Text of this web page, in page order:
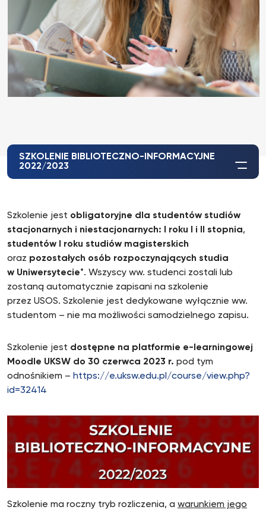
SZKOLENIE BIBLIOTECZNO-INFORMACYJNE
2022/2023
Szkolenie jest obligatoryjne dla studentów studiów
stacjonarnych i niestacjonarnych: I roku I i II stopnia,
studentów I roku studiów magisterskich
oraz pozostałych osób rozpoczynających studia
w Uniwersytecie*. Wszyscy ww. studenci zostali lub
zostaną automatycznie zapisani na szkolenie
przez USOS. Szkolenie jest dedykowane wyłącznie ww.
studentom – nie ma możliwości samodzielnego zapisu.
Szkolenie jest dostępne na platformie e-learningowej
Moodle UKSW do 30 czerwca 2023 r. pod tym
odnośnikiem – https://e.uksw.edu.pl/course/view.php?
id=32414
Szkolenie ma roczny tryb rozliczenia, a warunkiem jego